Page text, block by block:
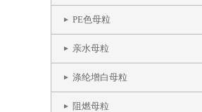
PE色母粒
亲水母粒
涤纶增白母粒
阻燃母粒